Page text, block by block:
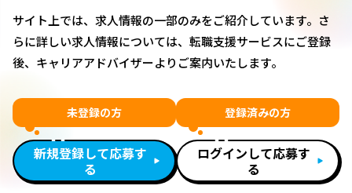
サイト上では、求人情報の一部のみをご紹介しています。さ
らに詳しい求人情報については、転職支援サービスにご登録
後、キャリアアドバイザーよりご案内いたします。
未登録の方
新規登録して応募す
る
登録済みの方
ログインして応募す
る